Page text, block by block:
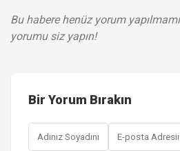
Bu habere henüz yorum
yorumu siz yapın!
Bir Yorum Bırakın